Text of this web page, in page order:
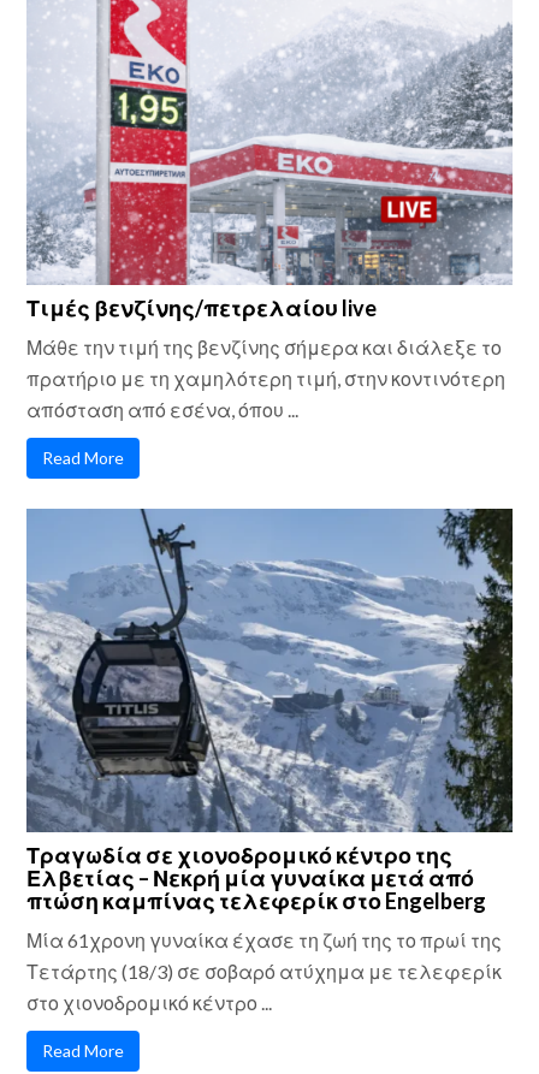
Τιμές βενζίνης/πετρελαίου live
Μάθε την τιμή της βενζίνης σήμερα και διάλεξε το
πρατήριο με τη χαμηλότερη τιμή, στην κοντινότερη
απόσταση από εσένα, όπου ...
Read More
Τραγωδία σε χιονοδρομικό κέντρο της
Ελβετίας – Νεκρή μία γυναίκα μετά από
πτώση καμπίνας τελεφερίκ στο Engelberg
Μία 61χρονη γυναίκα έχασε τη ζωή της το πρωί της
Τετάρτης (18/3) σε σοβαρό ατύχημα με τελεφερίκ
στο χιονοδρομικό κέντρο ...
Read More